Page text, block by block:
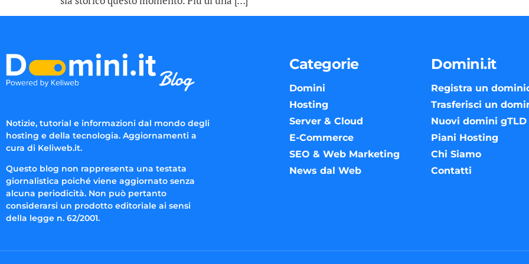
Notizie, tutorial e informazioni dal mondo degli
hosting e della tecnologia. Aggiornamenti a
cura di Keliweb.it.
Questo blog non rappresenta una testata
giornalistica poiché viene aggiornato senza
alcuna periodicità. Non può pertanto
considerarsi un prodotto editoriale ai sensi
della legge n. 62/2001.
Categorie
Domini
Hosting
Server & Cloud
E-Commerce
SEO & Web Marketing
News dal Web
Domini.it
Registra un
Trasferisci un
Nuovi domini gTLD
Piani Hosting
Chi Siamo
Contatti